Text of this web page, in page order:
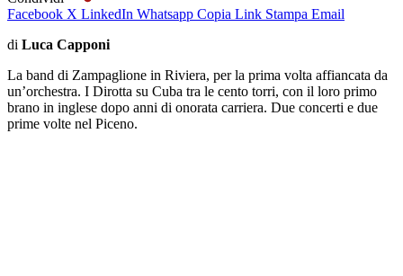
Facebook X LinkedIn Whatsapp Copia Link Stampa Email
di Luca Capponi
La band di Zampaglione in Riviera, per la prima volta affiancata da
un’orchestra. I Dirotta su Cuba tra le cento torri, con il loro primo
brano in inglese dopo anni di onorata carriera. Due concerti e due
prime volte nel Piceno.